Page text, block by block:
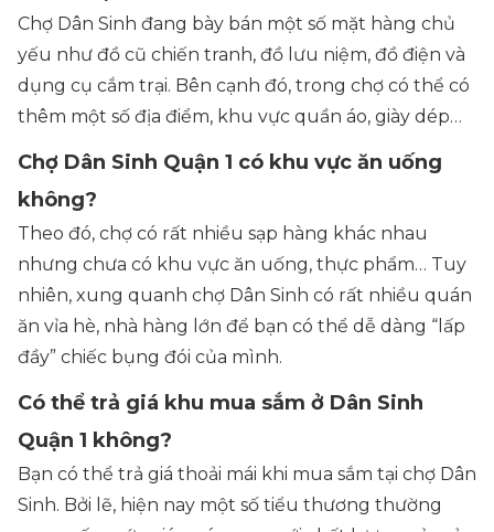
Chợ Dân Sinh đang bày bán một số mặt hàng chủ
yếu như đồ cũ chiến tranh, đồ lưu niệm, đồ điện và
dụng cụ cắm trại. Bên cạnh đó, trong chợ có thể có
thêm một số địa điểm, khu vực quần áo, giày dép…
Chợ Dân Sinh Quận 1 có khu vực ăn uống
không?
Theo đó, chợ có rất nhiều sạp hàng khác nhau
nhưng chưa có khu vực ăn uống, thực phẩm… Tuy
nhiên, xung quanh chợ Dân Sinh có rất nhiều quán
ăn vỉa hè, nhà hàng lớn để bạn có thể dễ dàng “lấp
đầy” chiếc bụng đói của mình.
Có thể trả giá khu mua sắm ở Dân Sinh
Quận 1 không?
Bạn có thể trả giá thoải mái khi mua sắm tại chợ Dân
Sinh. Bởi lẽ, hiện nay một số tiểu thương thường